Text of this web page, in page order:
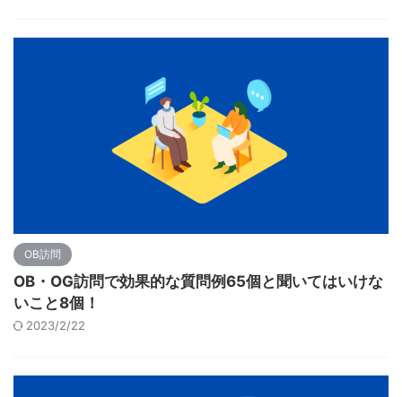
OB訪問
OB・OG訪問で効果的な質問例65個と聞いてはいけな
いこと8個！
2023/2/22